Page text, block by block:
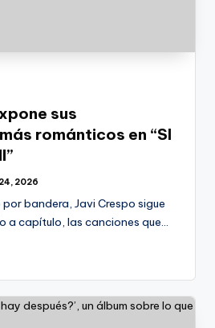
sus
románticos en “SI
2026
bandera, Javi Crespo sigue
a capítulo, las canciones que…